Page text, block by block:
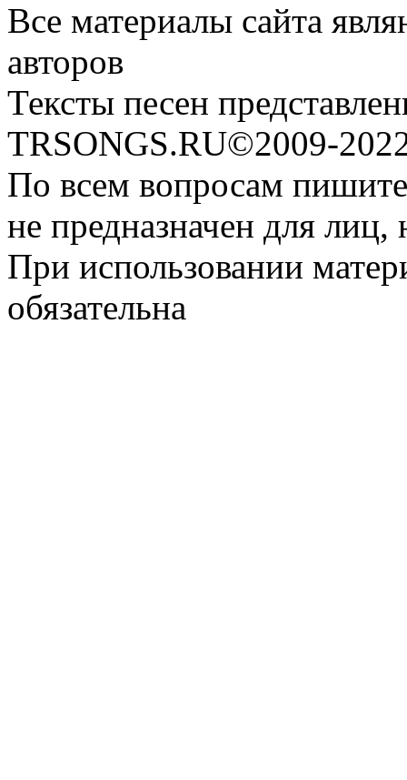
Все материалы сайта
авторов
Тексты песен
TRSONGS.RU©2009-
По всем вопросам
не предназначен для
При использовании
обязательна